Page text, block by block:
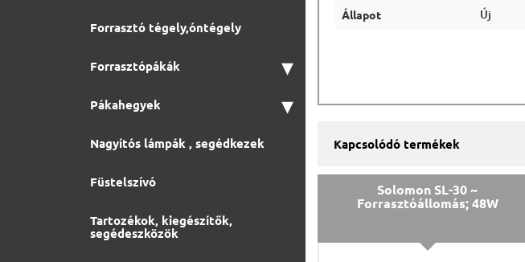
Forrasztó tégely,óntégely
Forrasztópákák ▾
Pákahegyek ▾
Nagyítós lámpák , segédkezek
Füstelszívó
Tartozékok, kiegészítők,
segédeszközök
Állapot Új
Kapcsolódó termékek
Solomon SL-30 ~
Forrasztóállomás; 48W